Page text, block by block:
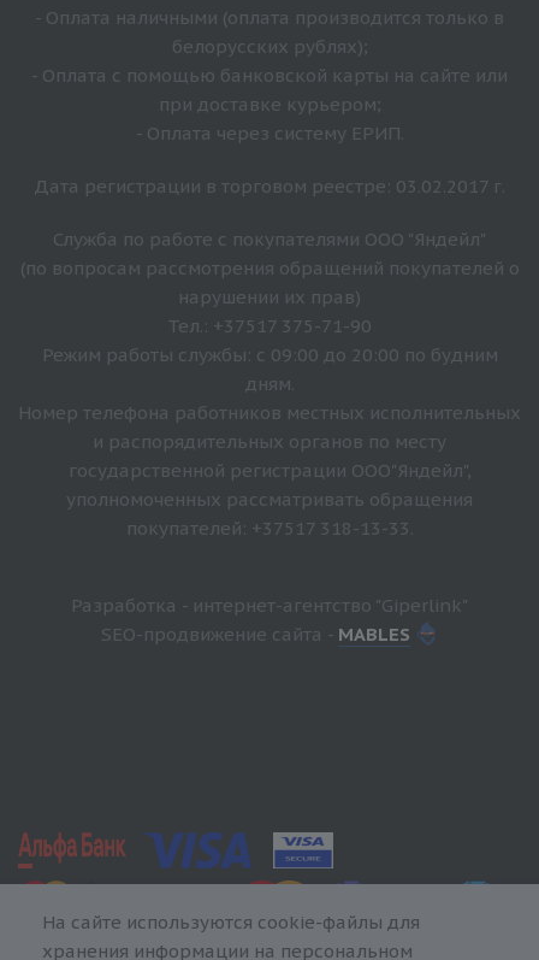
- Оплата наличными (оплата производится только в
белорусских рублях);
- Оплата с помощью банковской карты на сайте или
при доставке курьером;
- Оплата через систему ЕРИП.
Дата регистрации в торговом реестре: 03.02.2017 г.
Служба по работе с покупателями ООО "Яндейл"
(по вопросам рассмотрения обращений покупателей о
нарушении их прав)
Тел.: +37517 375-71-90
Режим работы службы: с 09:00 до 20:00 по будним
дням.
Номер телефона работников местных исполнительных
и распорядительных органов по месту
государственной регистрации ООО"Яндейл",
уполномоченных рассматривать обращения
покупателей: +37517 318-13-33.
Разработка - интернет-агентство "Giperlink"
SEO-продвижение сайта - MABLES
На сайте используются cookie-файлы для
хранения информации на персональном